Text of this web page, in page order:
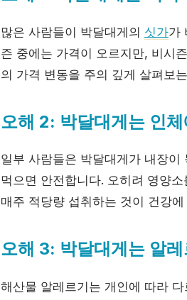
많은 사람들이 박달대게의 싯가가
즌 중에는 가격이 오르지만, 비시
의 가격 변동을 주의 깊게 살펴보
오해 2: 박달대게는 인
일부 사람들은 박달대게가 내장이
먹으면 안전합니다. 오히려 영양
매주 적당량 섭취하는 것이 건강
오해 3: 박달대게는 알
해산물 알레르기는 개인에 따라